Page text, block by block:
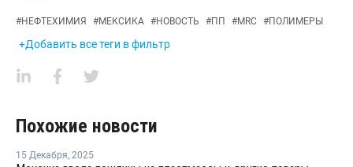
#НЕФТЕХИМИЯ #МЕКСИКА #НОВОСТЬ #ПП #MRC #ПОЛИМЕРЫ
+Добавить все теги в фильтр
Похожие новости
15 Декабря, 2025